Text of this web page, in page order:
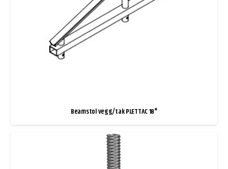
Beamstol vegg/tak PLETTAC 18°